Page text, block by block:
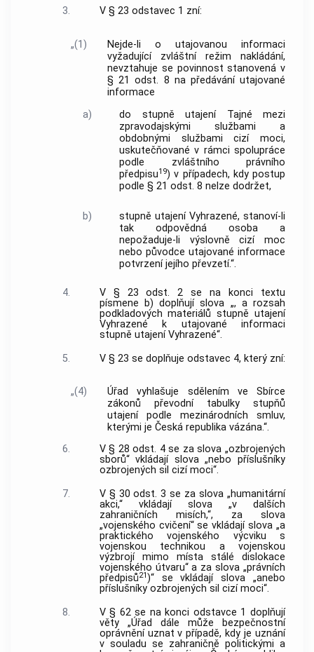
3.
V § 23 odstavec 1 zní:
„(1)
Nejde-li o utajovanou informaci
vyžadující zvláštní režim nakládání,
nevztahuje se povinnost stanovená v
§ 21 odst. 8 na předávání utajované
informace
a)
do stupně utajení Tajné mezi
zpravodajskými službami a
obdobnými službami cizí moci,
uskutečňované v rámci spolupráce
podle zvláštního právního
předpisu19) v případech, kdy postup
podle § 21 odst. 8 nelze dodržet,
b)
stupně utajení Vyhrazené, stanoví-li
tak odpovědná osoba a
nepožaduje-li výslovně cizí moc
nebo původce utajované informace
potvrzení jejího převzetí.“.
4.
V § 23 odst. 2 se na konci textu
písmene b) doplňují slova „, a rozsah
podkladových materiálů stupně utajení
Vyhrazené k utajované informaci
stupně utajení Vyhrazené“.
5.
V § 23 se doplňuje odstavec 4, který zní:
„(4)
Úřad vyhlašuje sdělením ve Sbírce
zákonů převodní tabulky stupňů
utajení podle mezinárodních smluv,
kterými je Česká republika vázána.“.
6.
V § 28 odst. 4 se za slova „ozbrojených
sborů“ vkládají slova „nebo příslušníky
ozbrojených sil cizí moci“.
7.
V § 30 odst. 3 se za slova „humanitární
akci,“ vkládají slova „v dalších
zahraničních misích,“, za slova
„vojenského cvičení“ se vkládají slova „a
praktického vojenského výcviku s
vojenskou technikou a vojenskou
výzbrojí mimo místa stálé dislokace
vojenského útvaru“ a za slova „právních
předpisů21)“ se vkládají slova „anebo
příslušníky ozbrojených sil cizí moci“.
8.
V § 62 se na konci odstavce 1 doplňují
věty „Úřad dále může bezpečnostní
oprávnění uznat v případě, kdy je uznání
v souladu se zahraničně politickými a